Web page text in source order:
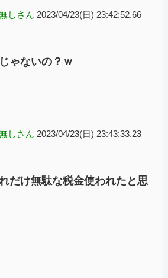
しさん 2023/04/23(日) 23:42:52.66
ゃないの？ｗ
しさん 2023/04/23(日) 23:43:33.23
だけ無駄な税金使われたと思